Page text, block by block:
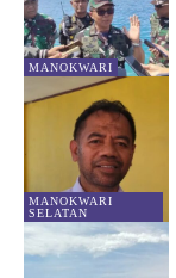
MANOKWARI
MANOKWARI
SELATAN